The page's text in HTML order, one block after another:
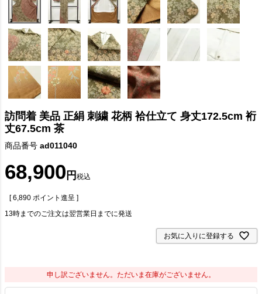
訪問着 美品 正絹 刺繍 花柄 袷仕立て 身丈172.5cm 裄
丈67.5cm 茶
商品番号 ad011040
68,900 税込
[ 6,890 ポイント進呈 ]
13時までのご注文は翌営業日までに発送
お気に入りに登録する
申し訳ございません。ただいま在庫がございません。